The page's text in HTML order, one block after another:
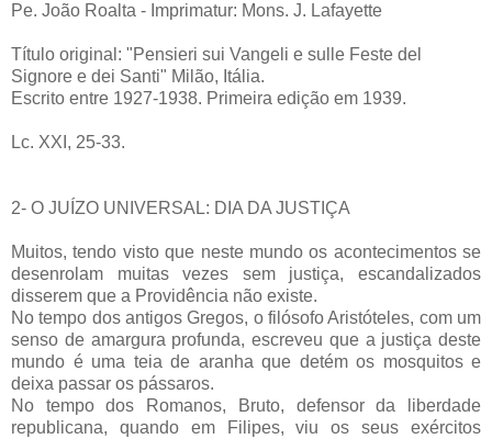
Pe. João Roalta - Imprimatur: Mons. J. Lafayette
Título original: "Pensieri sui Vangeli e sulle Feste del
Signore e dei Santi" Milão, Itália.
Escrito entre 1927-1938. Primeira edição em 1939.
Lc. XXI, 25-33.
2- O JUÍZO UNIVERSAL: DIA DA JUSTIÇA
Muitos, tendo visto que neste mundo os acontecimentos se
desenrolam muitas vezes sem justiça, escandalizados
disserem que a Providência não existe.
No tempo dos antigos Gregos, o filósofo Aristóteles, com um
senso de amargura profunda, escreveu que a justiça deste
mundo é uma teia de aranha que detém os mosquitos e
deixa passar os pássaros.
No tempo dos Romanos, Bruto, defensor da liberdade
republicana, quando em Filipes, viu os seus exércitos